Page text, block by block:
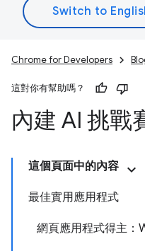
Chrome for Developers
這對你有幫助嗎？
內建 AI 挑戰
這個頁面中的內容
最佳實用應用程式
網頁應用程式得主：